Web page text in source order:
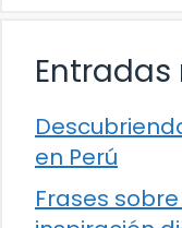
en Perú
Frases